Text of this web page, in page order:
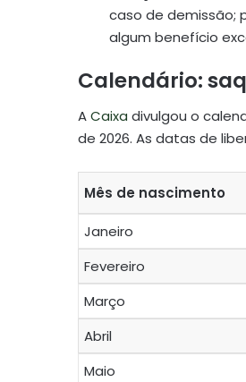
caso de demissão;
algum benefício
Calendário:
ACaixa divulgou o
de 2026. As datas de
Mês de nascimento
Janeiro
Fevereiro
Março
Abril
Maio